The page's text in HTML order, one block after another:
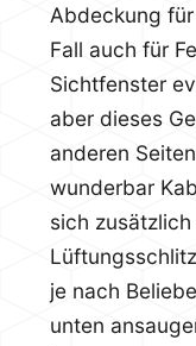
Abdeckung
Fall auch für
Sichtfenster
aber dieses
anderen
wunderbar
sich
je nach
unten